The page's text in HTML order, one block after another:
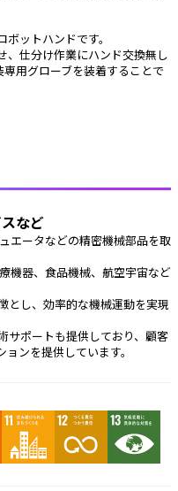
ットハンドです。
、仕分け作業にハンド交換無し
用グローブを装着することで
など
ンを提供しています。